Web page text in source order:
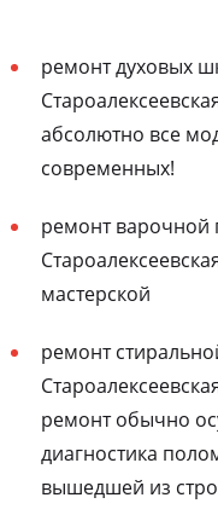
ремонт духовых
абсолютно все
современных!
ремонт варочной
мастерской
ремонт
ремонт обычно
диагностика
вышедшей из